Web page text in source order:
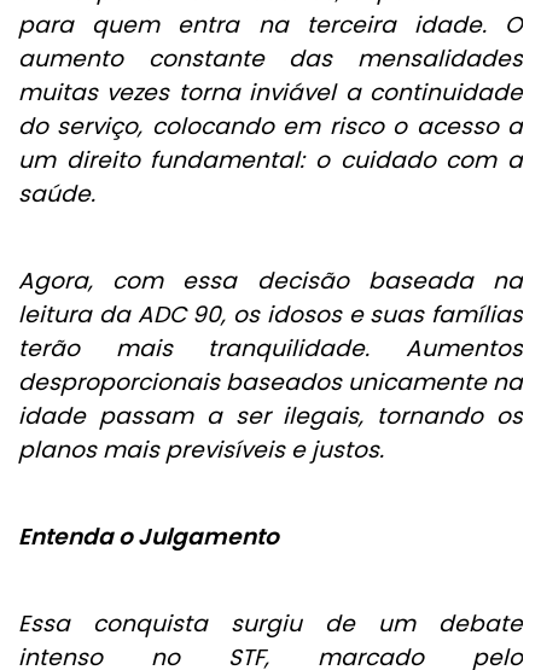
para quem entra na terceira idade. O
aumento constante das mensalidades
muitas vezes torna inviável a continuidade
do serviço, colocando em risco o acesso a
um direito fundamental: o cuidado com a
saúde.
Agora, com essa decisão baseada na
leitura da ADC 90, os idosos e suas famílias
terão mais tranquilidade. Aumentos
desproporcionais baseados unicamente na
idade passam a ser ilegais, tornando os
planos mais previsíveis e justos.
Entenda o Julgamento
Essa conquista surgiu de um debate
intenso no STF, marcado pelo